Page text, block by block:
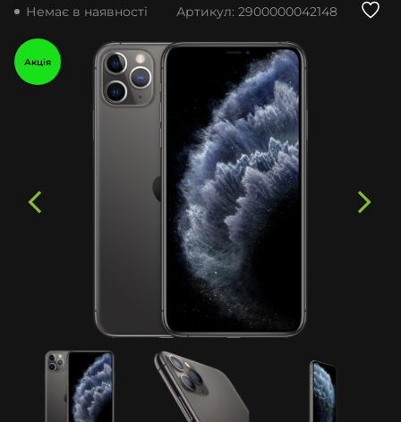
Немає в наявності Артикул: 2900000042148
Акція